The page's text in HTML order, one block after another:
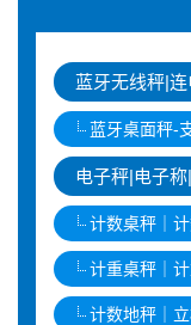
蓝牙无线秤|
蓝牙桌面秤-
电子秤|电子
计数桌秤｜
计重桌秤｜
计数地秤｜